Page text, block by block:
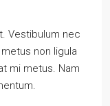
Vestibulum nec
non ligula
mi metus. Nam